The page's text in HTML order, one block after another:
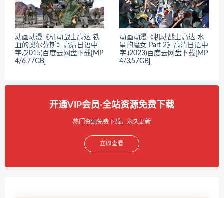
动画动漫《机动战士高达 铁
血的奥尔芬斯》高清日语中
字.(2015)百度云网盘下载[MP
4/6.77GB]
动画动漫《机动战士高达 水
星的魔女 Part 2》高清日语中
字.(2023)百度云网盘下载[MP
4/3.57GB]
开通VIP会员·全站资源免费下载
热门资源免费下载，永久更新
立即查看